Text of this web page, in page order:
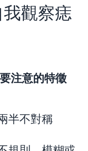
觀察痣
注意的特徵
半不對稱